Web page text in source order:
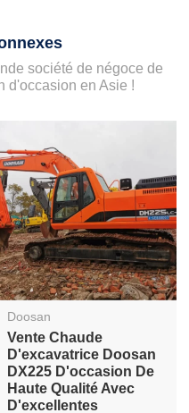
société de négoce de
d'occasion en Asie !
Doosan
Vente Chaude
D'excavatrice Doosan
DX225 D'occasion De
Haute Qualité Avec
D'excellentes